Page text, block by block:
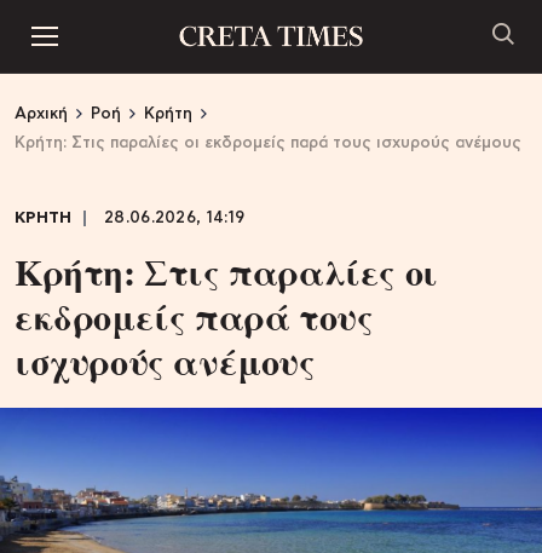
Αρχική Ροή
Κρήτη
Κρήτη: Στις παραλίες οι εκδρομείς παρά τους ισχυρούς ανέμους
ΚΡΗΤΗ 28.06.2026, 14:19
Κρήτη: Στις παραλίες οι
εκδρομείς παρά τους
ισχυρούς ανέμους